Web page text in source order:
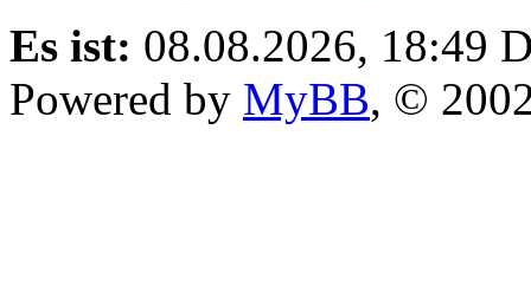
Es ist: 08.08.2026, 18:49
Powered by MyBB, ©